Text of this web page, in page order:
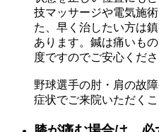
技マッサージや電気施
た、早く治したい方は
あります。鍼は痛いも
度ですのでご安心くださ
野球選手の肘・肩の故
症状でご来院いただく